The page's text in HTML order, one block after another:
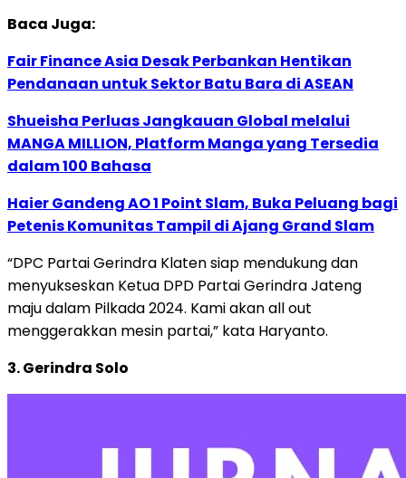
Baca Juga:
Fair Finance Asia Desak Perbankan Hentikan
Pendanaan untuk Sektor Batu Bara di ASEAN
Shueisha Perluas Jangkauan Global melalui
MANGA MILLION, Platform Manga yang Tersedia
dalam 100 Bahasa
Haier Gandeng AO 1 Point Slam, Buka Peluang bagi
Petenis Komunitas Tampil di Ajang Grand Slam
“DPC Partai Gerindra Klaten siap mendukung dan
menyukseskan Ketua DPD Partai Gerindra Jateng
maju dalam Pilkada 2024. Kami akan all out
menggerakkan mesin partai,” kata Haryanto.
3. Gerindra Solo